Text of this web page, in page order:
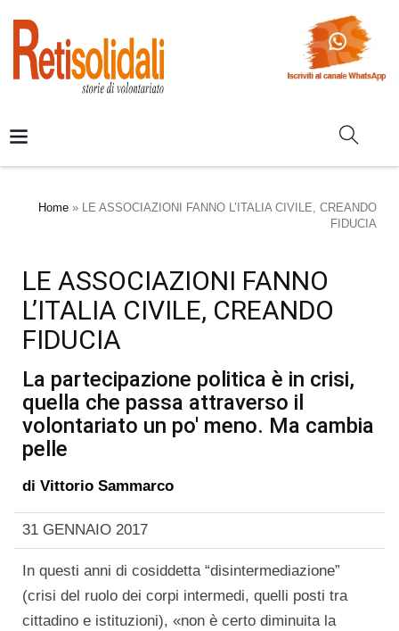
Home » LE ASSOCIAZIONI FANNO L’ITALIA CIVILE, CREANDO
FIDUCIA
LE ASSOCIAZIONI FANNO
L’ITALIA CIVILE, CREANDO
FIDUCIA
La partecipazione politica è in crisi,
quella che passa attraverso il
volontariato un po' meno. Ma cambia
pelle
di Vittorio Sammarco
31 GENNAIO 2017
In questi anni di cosiddetta “disintermediazione”
(crisi del ruolo dei corpi intermedi, quelli posti tra
cittadino e istituzioni), «non è certo diminuita la